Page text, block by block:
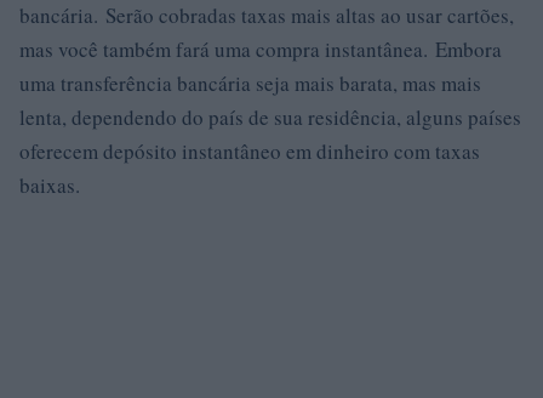
bancária. Serão cobradas taxas mais altas ao usar cartões,
mas você também fará uma compra instantânea. Embora
uma transferência bancária seja mais barata, mas mais
lenta, dependendo do país de sua residência, alguns países
oferecem depósito instantâneo em dinheiro com taxas
baixas.